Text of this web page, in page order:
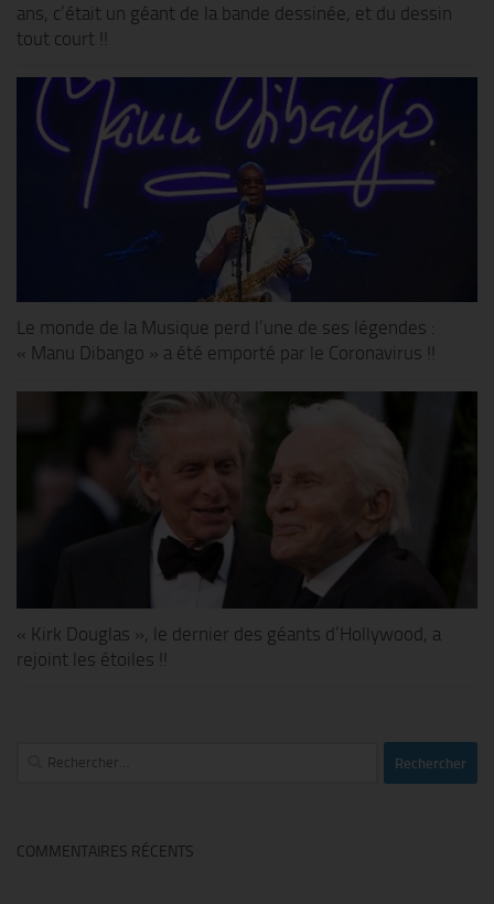
ans, c’était un géant de la bande dessinée, et du dessin
tout court !!
Le monde de la Musique perd l’une de ses légendes :
« Manu Dibango » a été emporté par le Coronavirus !!
« Kirk Douglas », le dernier des géants d’Hollywood, a
rejoint les étoiles !!
Rechercher :
COMMENTAIRES RÉCENTS